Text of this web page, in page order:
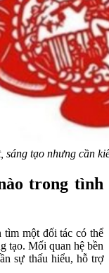
tạo nhưng cần
trong tình
tìm một đối tác có thể
tạo. Mối quan hệ bền
sự thấu hiểu, hỗ trợ